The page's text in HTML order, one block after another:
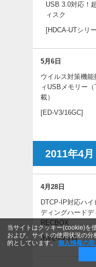
USB 3.0対応！
ィスク
[HDCA-UTシリ
5月6日
ウイルス対策機
ィUSBメモリー
載）
[ED-V3/16GC]
2011年4月
4月28日
DTCP-IP対応ハ
ディングハードデ
RECBOX
[HVL-AV3.0]
当サイトはクッキー(cookie)を
および、サイトの使用状況の
的としています。 個人情報の